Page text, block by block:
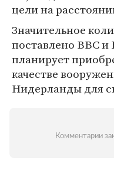
цели на
Значительное
поставлено ВВС
планирует
качестве
Нидерланды для
Комментарии